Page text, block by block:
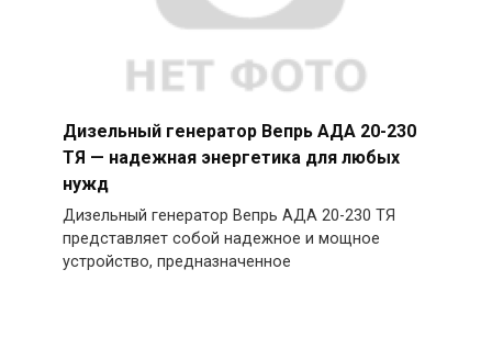
Дизельный генератор Вепрь АДА 20-230
ТЯ — надежная энергетика для любых
нужд
Дизельный генератор Вепрь АДА 20-230 ТЯ
представляет собой надежное и мощное
устройство, предназначенное